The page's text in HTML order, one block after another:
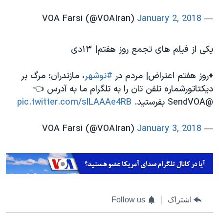
— VOA Farsi (@VOAIran)
January 2, 2018
یکی از فیلم های تجمع روز هفتم| ۱۳دی
♦️روز هفتم اعتراض| مردم در #نوشهر، مازندران: مرگ بر
دیکتاتورشماره تلفن تان را به تلگرام ما به آدرس 👈
@SendVOA بفرستید.
pic.twitter.com/slLAAAe4RB
— VOA Farsi (@VOAIran)
January 3, 2018
اشتراک Follow us